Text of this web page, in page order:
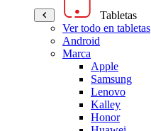
Tabletas
Ver todo en tabletas
Android
Marca
Apple
Samsung
Lenovo
Kalley
Honor